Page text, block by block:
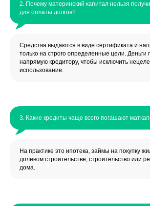
2. Почему материнский капитал нельзя
для оплаты долгов?
Средства выдаются в виде сертификата и
только на строго определенные цели. Деньги
напрямую кредитору, чтобы исключить
использование.
3. Какие кредиты чаще всего погашают
На практике это ипотека, займы на покупку
долевом строительстве, строительство или
дома.